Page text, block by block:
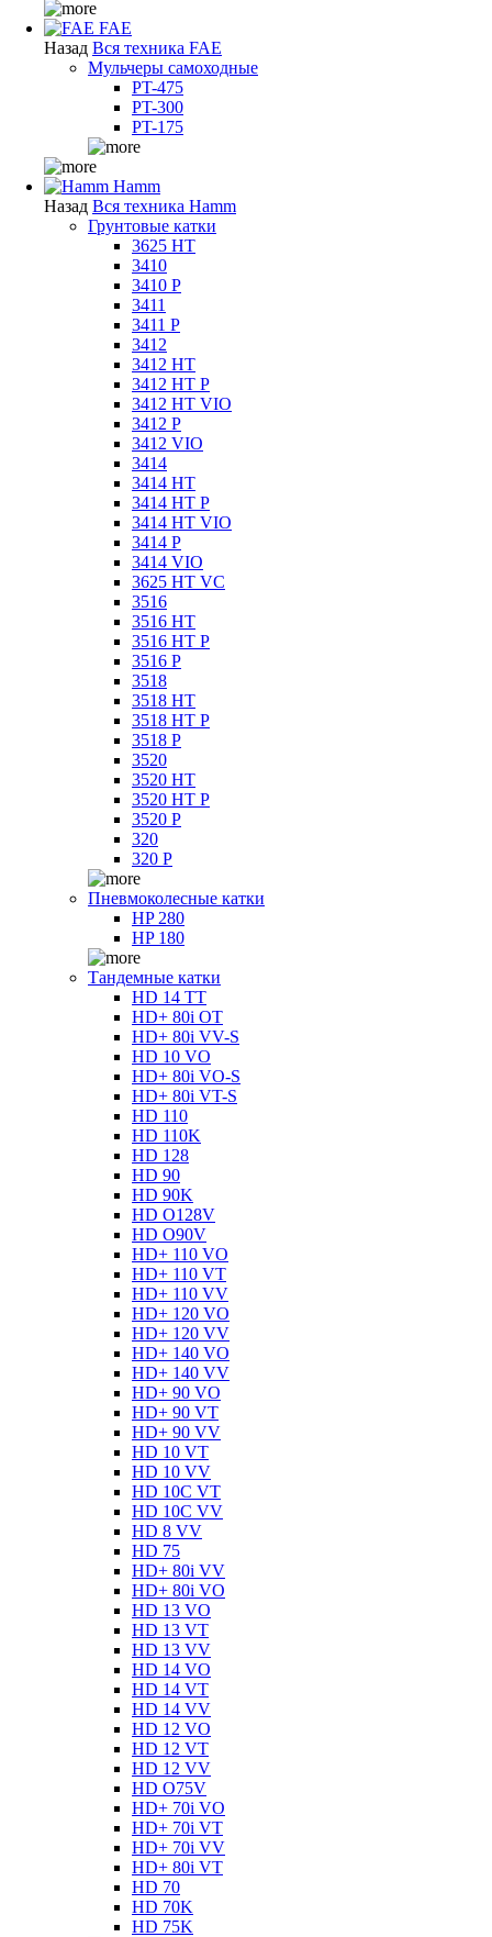
FAE
Назад Вся техника FAE
Мульчеры самоходные
PT-475
PT-300
PT-175
Hamm
Назад Вся техника Hamm
Грунтовые катки
3625 HT
3410
3410 P
3411
3411 P
3412
3412 HT
3412 HT P
3412 HT VIO
3412 P
3412 VIO
3414
3414 HT
3414 HT P
3414 HT VIO
3414 P
3414 VIO
3625 HT VC
3516
3516 HT
3516 HT P
3516 P
3518
3518 HT
3518 HT P
3518 P
3520
3520 HT
3520 HT P
3520 P
320
320 P
Пневмоколесные катки
HP 280
HP 180
Тандемные катки
HD 14 TT
HD+ 80i OT
HD+ 80i VV-S
HD 10 VO
HD+ 80i VO-S
HD+ 80i VT-S
HD 110
HD 110K
HD 128
HD 90
HD 90K
HD O128V
HD O90V
HD+ 110 VO
HD+ 110 VT
HD+ 110 VV
HD+ 120 VO
HD+ 120 VV
HD+ 140 VO
HD+ 140 VV
HD+ 90 VO
HD+ 90 VT
HD+ 90 VV
HD 10 VT
HD 10 VV
HD 10C VT
HD 10C VV
HD 8 VV
HD 75
HD+ 80i VV
HD+ 80i VO
HD 13 VO
HD 13 VT
HD 13 VV
HD 14 VO
HD 14 VT
HD 14 VV
HD 12 VO
HD 12 VT
HD 12 VV
HD O75V
HD+ 70i VO
HD+ 70i VT
HD+ 70i VV
HD+ 80i VT
HD 70
HD 70K
HD 75K